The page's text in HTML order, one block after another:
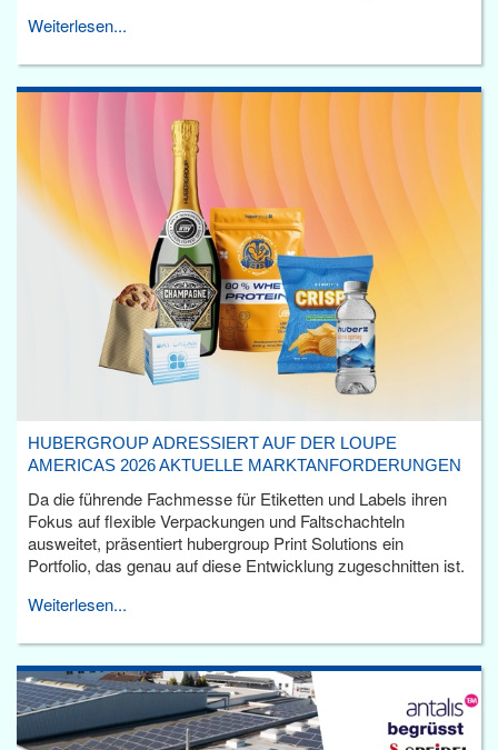
Weiterlesen...
HUBERGROUP ADRESSIERT AUF DER LOUPE
AMERICAS 2026 AKTUELLE MARKTANFORDERUNGEN
Da die führende Fachmesse für Etiketten und Labels ihren
Fokus auf flexible Verpackungen und Faltschachteln
ausweitet, präsentiert hubergroup Print Solutions ein
Portfolio, das genau auf diese Entwicklung zugeschnitten ist.
Weiterlesen...